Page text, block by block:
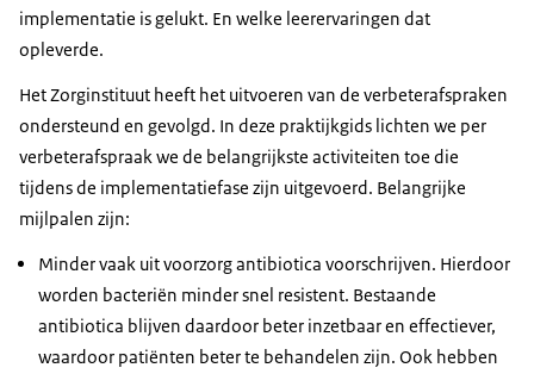
implementatie is gelukt. En welke leerervaringen dat
opleverde.
Het Zorginstituut heeft het uitvoeren van de verbeterafspraken
ondersteund en gevolgd. In deze praktijkgids lichten we per
verbeterafspraak we de belangrijkste activiteiten toe die
tijdens de implementatiefase zijn uitgevoerd. Belangrijke
mijlpalen zijn:
Minder vaak uit voorzorg antibiotica voorschrijven. Hierdoor
worden bacteriën minder snel resistent. Bestaande
antibiotica blijven daardoor beter inzetbaar en effectiever,
waardoor patiënten beter te behandelen zijn. Ook hebben